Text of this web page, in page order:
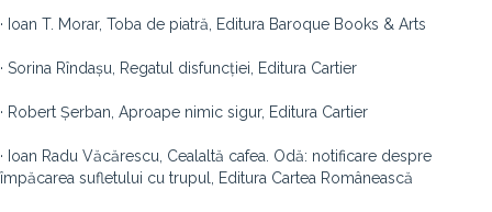
· Ioan T. Morar, Toba de piatră, Editura Baroque Books & Arts
· Sorina Rîndașu, Regatul disfuncției, Editura Cartier
· Robert Șerban, Aproape nimic sigur, Editura Cartier
· Ioan Radu Văcărescu, Cealaltă cafea. Odă: notificare despre
împăcarea sufletului cu trupul, Editura Cartea Românească